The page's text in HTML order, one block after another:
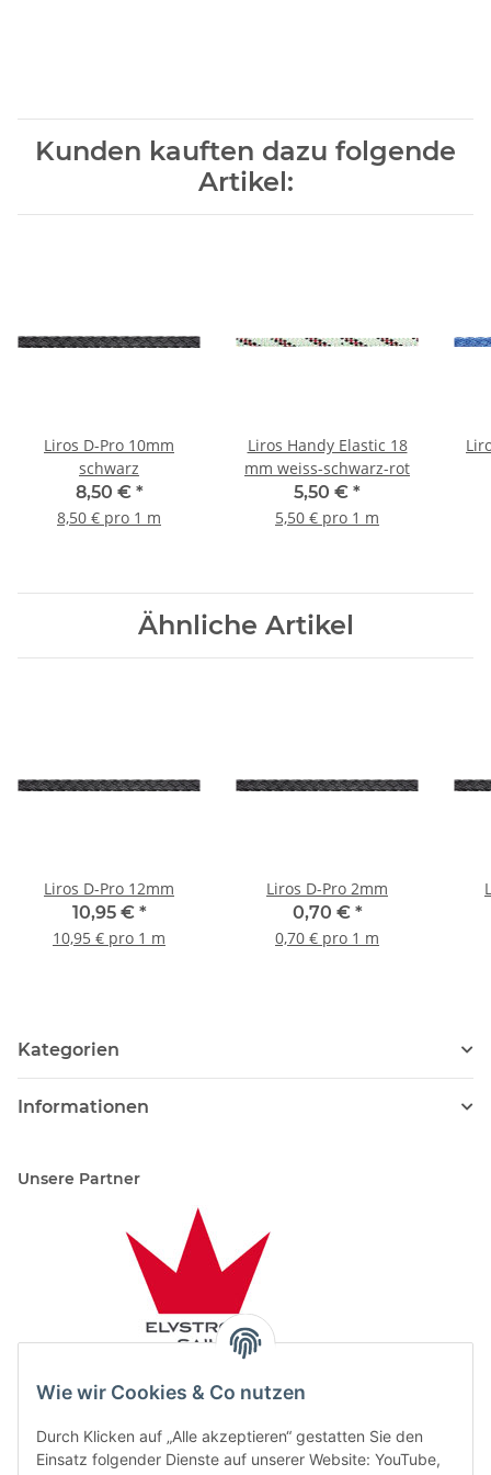
Wie wir Cookies & Co nutzen
Durch Klicken auf „Alle akzeptieren“ gestatten Sie den
Einsatz folgender Dienste auf unserer Website: YouTube,
Kunden kauften dazu folgende
Artikel:
Liros D-Pro 10mm
schwarz
8,50 € *
8,50 € pro 1 m
Liros Handy Elastic 18
mm weiss-schwarz-rot
5,50 € *
5,50 € pro 1 m
Ähnliche Artikel
Liros D-Pro 12mm
10,95 € *
10,95 € pro 1 m
Liros D-Pro 2mm
0,70 € *
0,70 € pro 1 m
Kategorien
Informationen
Unsere Partner